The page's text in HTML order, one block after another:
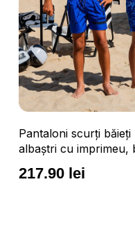
Pantaloni
portocaliu
ajustabilă
243.90 lei